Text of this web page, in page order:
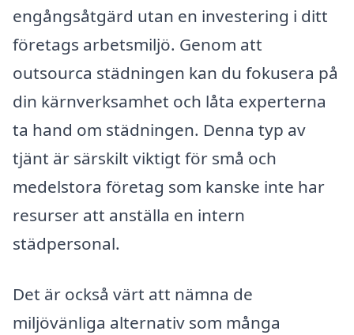
engångsåtgärd utan en investering i ditt
företags arbetsmiljö. Genom att
outsourca städningen kan du fokusera på
din kärnverksamhet och låta experterna
ta hand om städningen. Denna typ av
tjänt är särskilt viktigt för små och
medelstora företag som kanske inte har
resurser att anställa en intern
städpersonal.
Det är också värt att nämna de
miljövänliga alternativ som många